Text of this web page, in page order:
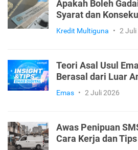
Apakah Boleh
Syarat dan
Kredit Multiguna • 2 Juli
Teori Asal Usul
Berasal dari Luar
Emas • 2 Juli 2026
Awas Penipuan
Cara Kerja dan